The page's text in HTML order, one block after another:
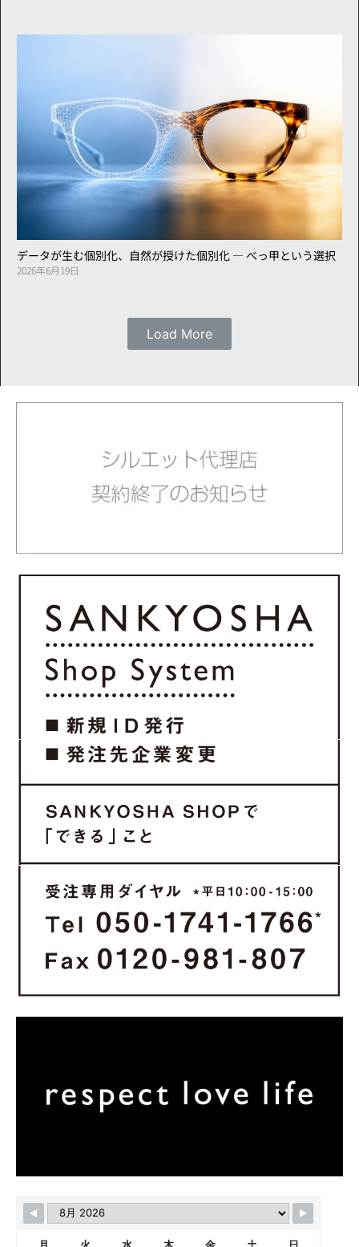
データが生む個別化、自然が授けた個別化 ― べっ甲という選択
2026年6月19日
Load More